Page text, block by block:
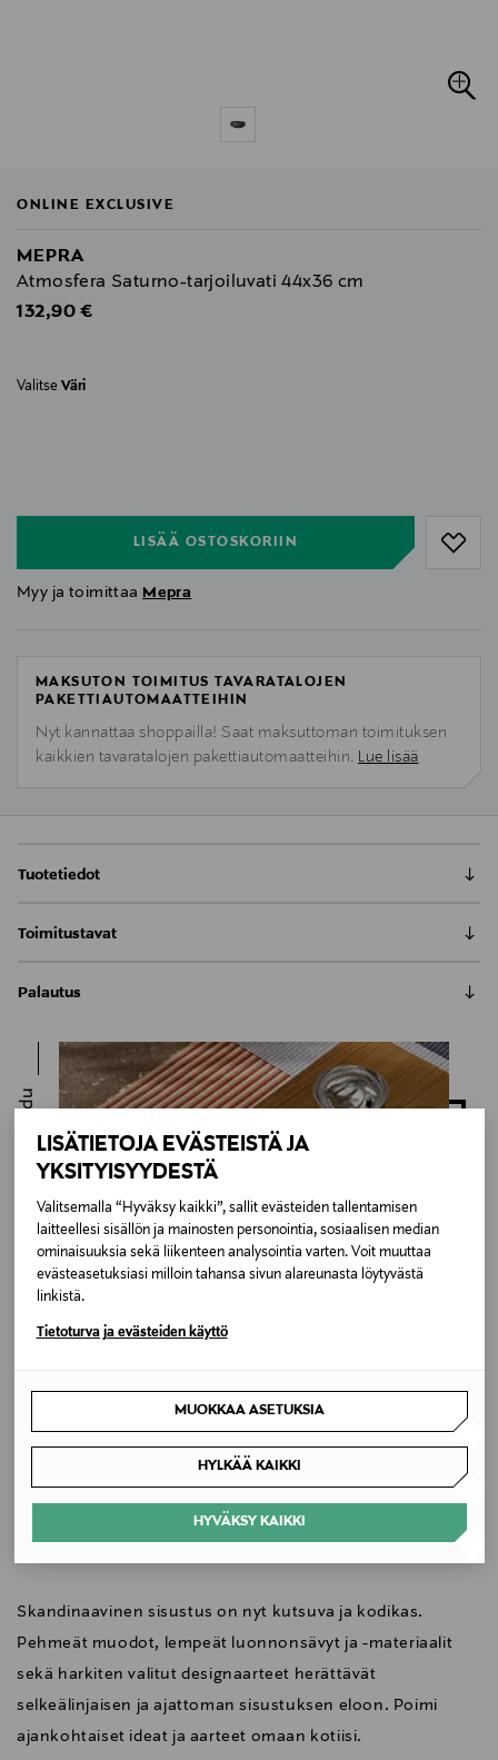
LISÄTIETOJA EVÄSTEISTÄ JA
YKSITYISYYDESTÄ
Valitsemalla “Hyväksy kaikki”, sallit evästeiden tallentamisen
laitteellesi sisällön ja mainosten personointia, sosiaalisen median
ominaisuuksia sekä liikenteen analysointia varten. Voit muuttaa
evästeasetuksiasi milloin tahansa sivun alareunasta löytyvästä
linkistä.
Tietoturva ja evästeiden käyttö
MUOKKAA ASETUKSIA
HYLKÄÄ KAIKKI
HYVÄKSY KAIKKI
ONLINE EXCLUSIVE
MEPRA
Atmosfera Saturno-tarjoiluvati 44x36 cm
Original Price
132,90 €
Valitse Väri
LISÄÄ OSTOSKORIIN
Myy ja toimittaa Mepra
MAKSUTON TOIMITUS TAVARATALOJEN
PAKETTIAUTOMAATTEIHIN
Nyt kannattaa shoppailla! Saat maksuttoman toimituksen
kaikkien tavaratalojen pakettiautomaatteihin. Lue lisää
Tuotetiedot
koristeastiat sopivat niin ruokapöytään kuin
trendikkäät mattapintaiset metallivärit sopivat
suositella konepesua.
Saturno-tarjoiluvadin mitat ovat 40x36 cm.
LUE KOKO TUOTEKUVAUS
Tuotenumero
761780
Väri
VULCANIC GREY
Toimitustavat
0,00 € – 4,90 €
Kotiinkuljetus
Näet lopullisen toimituskulun tilauksesi Toimitustapa-
kohdassa.
Palautus
palauttaa tilaamasi tuotteen 30 vuorokauden kuluessa
tuotteen vastaanottamisesta. Palauttaminen on maksutonta
eikä sinun tarvitse ilmoittaa palautuksesta etukäteen.
LUE TARKEMMAT PALAUTUSOHJEET
Skandinaavisen sisustuksen
Skandinaavinen sisustus on nyt kutsuva ja kodikas.
Pehmeät muodot, lempeät luonnonsävyt ja -materiaalit
sekä harkiten valitut designaarteet herättävät
selkeälinjaisen ja ajattoman sisustuksen eloon. Poimi
ajankohtaiset ideat ja aarteet omaan kotiisi.
Inspiroidu